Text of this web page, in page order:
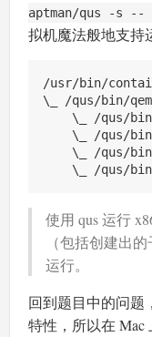
aptman/qus -s --
拟机魔法般地支持
/usr/bin/
\_ /qus/bin/
\_ /qus/
\_ /qus/
\_ /qus/
使用 qus 运行
（包括创建出
运行。
回到题目中的问题
特性，所以在 Mac